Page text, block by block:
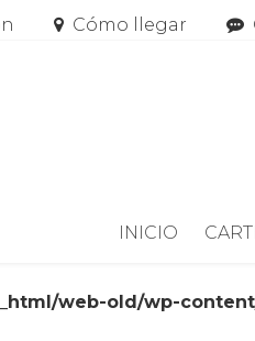
Cómo llegar
INICIO
web-old/wp-